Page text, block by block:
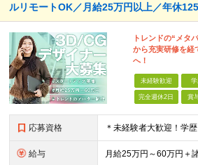
ルリモートOK／月給25万円以上／年休
トレンドの“メタ
から充実研修を経
へ！
未経験歓迎 学
完全週休2日 賞
応募資格
給与